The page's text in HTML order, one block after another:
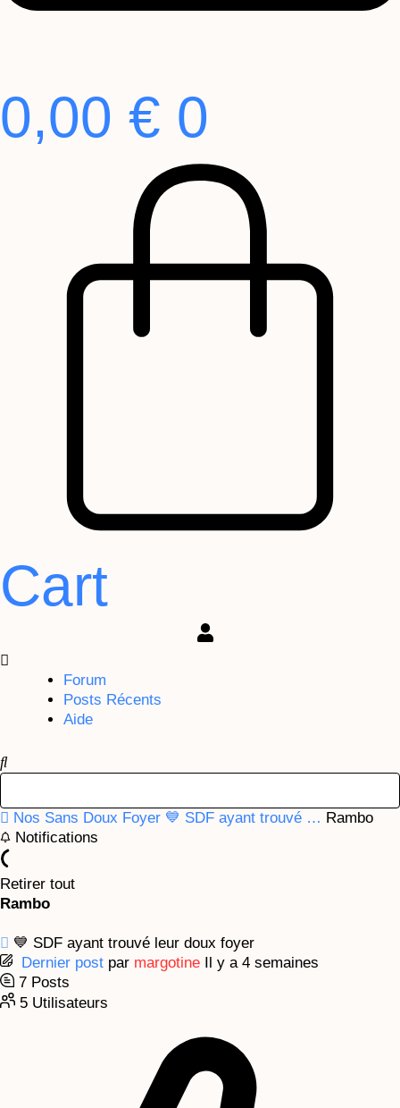
0,00 € 0
Cart
Forum
Posts Récents
Aide
Nos Sans Doux Foyer 💙 SDF ayant trouvé … Rambo
Notifications
Retirer tout
Rambo
💙 SDF ayant trouvé leur doux foyer
Dernier post par margotine Il y a 4 semaines
7 Posts
5 Utilisateurs